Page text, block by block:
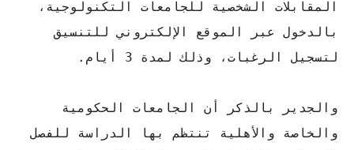
المقابلات الشخصية للجامعات التكنولوجية،
بالدخول عبر الموقع الإلكتروني للتنسيق
لتسجيل الرغبات، وذلك لمدة 3 أيام.
والجدير بالذكر أن الجامعات الحكومية
والخاصة والأهلية تنتظم بها الدراسة للفصل